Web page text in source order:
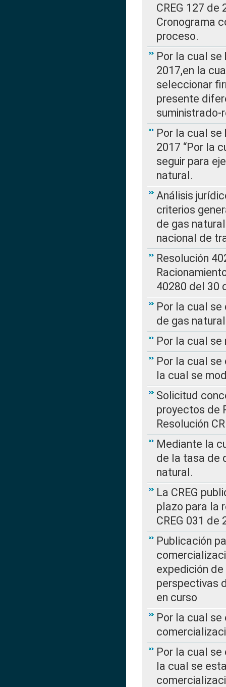
CREG 127 de
Cronograma
proceso.
Por la cual se
2017,en la
seleccionar
presente
Por la cual se
2017 “Por la
seguir para
natural.
Análisis
criterios
de gas
nacional de
Resolución
40280 del 30
Por la cual
de gas natural
Por la cual se
Por la cual se
la cual se
Solicitud
proyectos de
Resolución
Mediante la
de la tasa de
natural.
La CREG
plazo para la
CREG 031 de
Publicación
expedición de
perspectivas
en curso
Por la cual
Por la cual se
la cual se